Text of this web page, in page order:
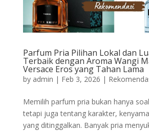
Parfum Pria Pilihan Lokal dan
Terbaik dengan Aroma Wangi
Versace Eros yang Tahan Lama
by admin | Feb 3, 2026 |
Memilih parfum pria bukan hanya
tetapi juga tentang karakter,
yang ditinggalkan. Banyak pria